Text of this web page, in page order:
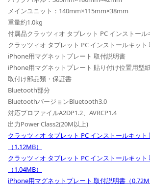
メインユニット：140mm×115mm×38mm
重量約1.0kg
付属品クラッツィオ タブレット PC インストー
クラッツィオ タブレット PC インストールキット
iPhone用マグネットプレート 取付説明書
iPhone用マグネットプレート 貼り付け位置用型
取付け部品類・保証書
Bluetooth部分
BluetoothバージョンBluetooth3.0
対応プロファイルA2DP1.2、AVRCP1.4
出力Power Class2(20M以上)
クラッツィオ タブレット PC インストールキット
（1.12MB）
クラッツィオ タブレット PC インストールキット
（1.04MB）
iPhone用マグネットプレート 取付説明書（